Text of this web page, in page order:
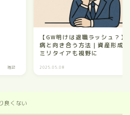
雑記
【GW明けは退職ラッシュ？】
病と向き合う方法｜資産形成
ミリタイアも視野に
2025.05.08
良くない